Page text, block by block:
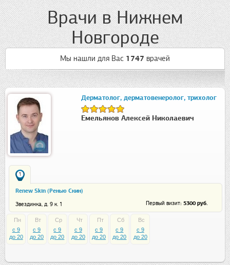
Врачи в Нижнем
Новгороде
Мы нашли для Вас 1747 врачей
Дерматолог, дерматовенеролог, трихолог
Емельянов Алексей Николаевич
1
Renew Skin (Ренью Скин)
Звездинка, д. 9 к. 1 Первый визит: 5300 руб.
Пн
c 9
до 20
Вт
c 9
до 20
Ср
c 9
до 20
Чт
c 9
до 20
Пт
c 9
до 20
Сб
c 9
до 20
Вс
c 9
до 20